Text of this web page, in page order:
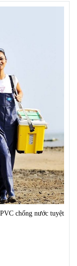
chống nước tuyệt